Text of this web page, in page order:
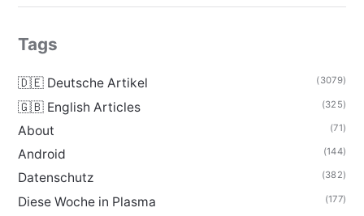
Tags
🇩🇪 Deutsche Artikel (3079)
🇬🇧 English Articles (325)
About (71)
Android (144)
Datenschutz (382)
Diese Woche in Plasma (177)